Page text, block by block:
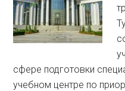
сфере подготовки
учебном центре по